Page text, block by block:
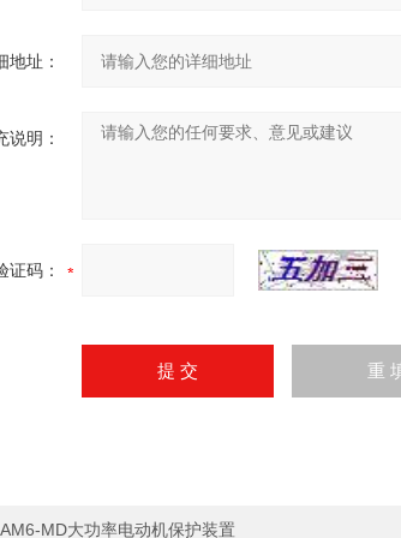
地址：
说明：
证码：
AM6-MD大功率电动机保护装置